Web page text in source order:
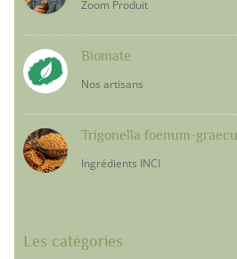
Zoom Produit
Biomate
Nos artisans
Trigonella foenum-
Ingrédients INCI
Les catégories